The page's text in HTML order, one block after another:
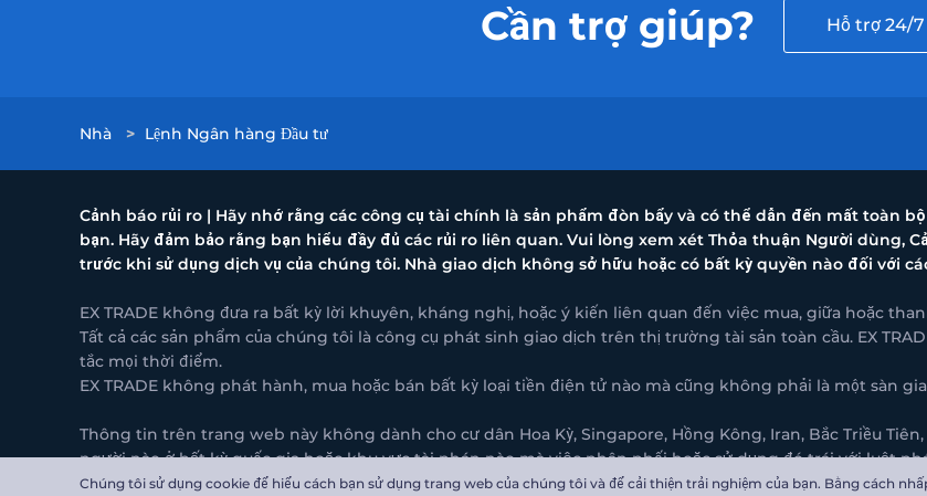
Chúng tôi sử dụng cookie để hiểu cách bạn sử dụng trang web của chúng tôi và để cải thiện trải nghiệm của bạn. Bằng cách
Cần trợ giúp? Hỗ trợ 24/7
Nhà > Lệnh Ngân hàng Đầu tư
Cảnh báo rủi ro | Hãy nhớ rằng các công cụ tài chính là sản phẩm đòn bẩy và có thể dẫn đến mất toàn
bạn. Hãy đảm bảo rằng bạn hiểu đầy đủ các rủi ro liên quan. Vui lòng xem xét Thỏa thuận Người dùng,
trước khi sử dụng dịch vụ của chúng tôi. Nhà giao dịch không sở hữu hoặc có bất kỳ quyền nào đối với
EX TRADE không đưa ra bất kỳ lời khuyên, kháng nghị, hoặc ý kiến liên quan đến việc mua, giữa hoặc
Tất cả các sản phẩm của chúng tôi là công cụ phát sinh giao dịch trên thị trường tài sản toàn cầu. EX
tắc mọi thời điểm.
EX TRADE không phát hành, mua hoặc bán bất kỳ loại tiền điện tử nào mà cũng không phải là một sàn
Thông tin trên trang web này không dành cho cư dân Hoa Kỳ, Singapore, Hồng Kông, Iran, Bắc Triều
người nào ở bất kỳ quốc gia hoặc khu vực tài phán nào mà việc phân phối hoặc sử dụng đó trái với luật
EX TRADE được đăng ký tại quần đảo Cayman, địa chỉ: Tầng 3 tòa nhà Ellen Skelton 3076 Sir Francis Drake